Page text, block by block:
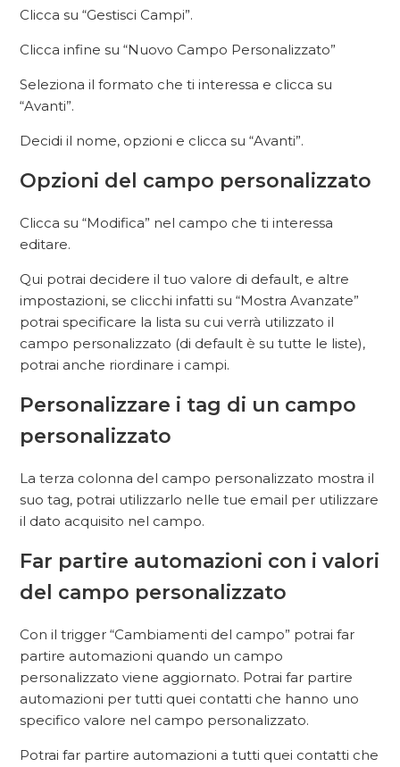
Clicca su “Gestisci Campi”.
Clicca infine su “Nuovo Campo Personalizzato”
Seleziona il formato che ti interessa e clicca su
“Avanti”.
Decidi il nome, opzioni e clicca su “Avanti”.
Opzioni del campo personalizzato
Clicca su “Modifica” nel campo che ti interessa
editare.
Qui potrai decidere il tuo valore di default, e altre
impostazioni, se clicchi infatti su “Mostra Avanzate”
potrai specificare la lista su cui verrà utilizzato il
campo personalizzato (di default è su tutte le liste),
potrai anche riordinare i campi.
Personalizzare i tag di un campo
personalizzato
La terza colonna del campo personalizzato mostra il
suo tag, potrai utilizzarlo nelle tue email per utilizzare
il dato acquisito nel campo.
Far partire automazioni con i valori
del campo personalizzato
Con il trigger “Cambiamenti del campo” potrai far
partire automazioni quando un campo
personalizzato viene aggiornato. Potrai far partire
automazioni per tutti quei contatti che hanno uno
specifico valore nel campo personalizzato.
Potrai far partire automazioni a tutti quei contatti che